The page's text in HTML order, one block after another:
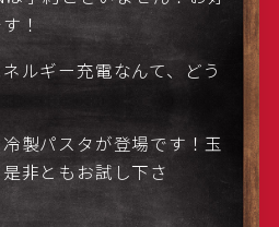
！
ルギー充電なんて、どう
製パスタが登場です！玉
非ともお試し下さ